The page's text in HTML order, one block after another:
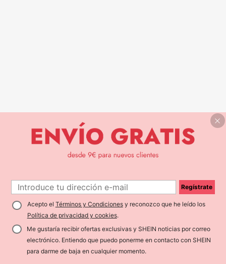
Regístrate
Acepto el Términos y Condicionesy reconozco que he leído los
Política de privacidad y cookies.
Me gustaría recibir ofertas exclusivas y SHEIN noticias por correo
electrónico. Entiendo que puedo ponerme en contacto con SHEIN
para darme de baja en cualquier momento.